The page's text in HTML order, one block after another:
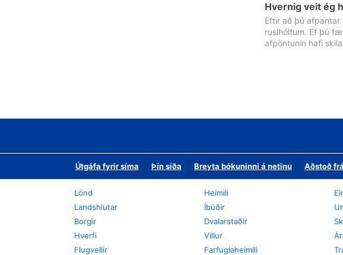
Hvernig veit ég
Eftir að þú
ruslhólfum. Ef þú
afpöntunin hafi
Útgáfa fyrir síma Þín síða Breyta bókuninni á netinu Aðstoð
Lönd
Landshlutar
Borgir
Hverfi
Flugvellir
Heimili
Íbúðir
Dvalarstaðir
Villur
Farfuglaheimili